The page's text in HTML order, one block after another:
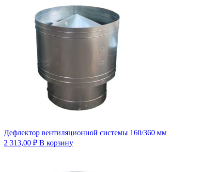
Дефлектор вентиляционной системы 160/360 мм
2 313,00 ₽ В корзину